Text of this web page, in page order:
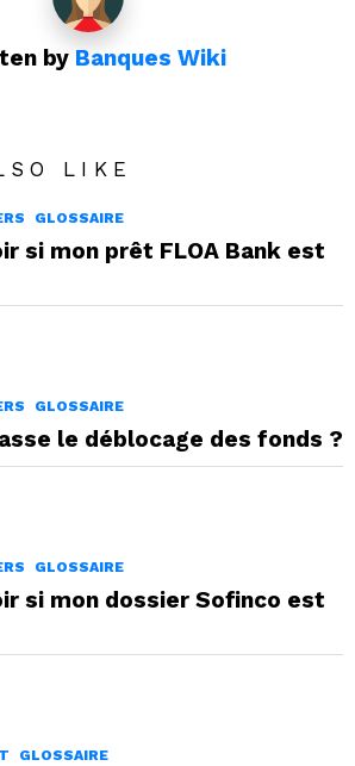
by Banques Wiki
LIKE
GLOSSAIRE
si mon prêt FLOA Bank est
GLOSSAIRE
le déblocage des fonds ?
GLOSSAIRE
si mon dossier Sofinco est
GLOSSAIRE